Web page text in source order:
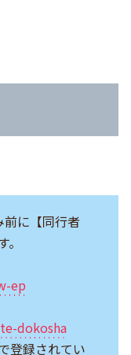
前に【同行者
ep
dokosha
登録されてい